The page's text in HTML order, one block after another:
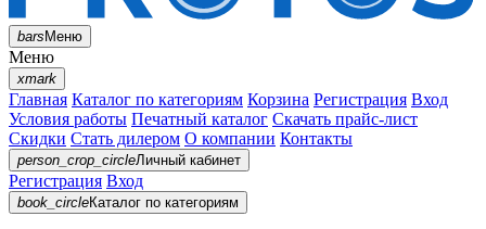
barsМеню
Меню
xmark
Главная Каталог по категориям Корзина Регистрация Вход
Условия работы Печатный каталог Скачать прайс-лист
Скидки Стать дилером О компании Контакты
person_crop_circleЛичный кабинет
Регистрация Вход
book_circleКаталог по категориям